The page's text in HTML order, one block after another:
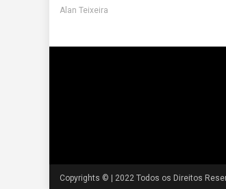
Alan Teixeira
Copyrights © | 2022 Todos os Direitos